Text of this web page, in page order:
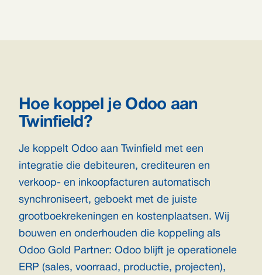
Hoe koppel je Odoo aan
Twinfield?
Je koppelt Odoo aan Twinfield met een
integratie die debiteuren, crediteuren en
verkoop- en inkoopfacturen automatisch
synchroniseert, geboekt met de juiste
grootboekrekeningen en kostenplaatsen. Wij
bouwen en onderhouden die koppeling als
Odoo Gold Partner: Odoo blijft je operationele
ERP (sales, voorraad, productie, projecten),